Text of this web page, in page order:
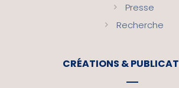
Presse
Recherche
CRÉATIONS &